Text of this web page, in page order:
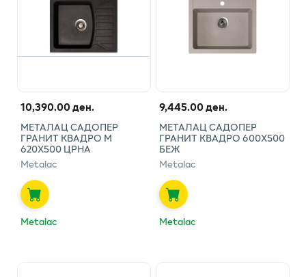
10,390.00 ден.
МЕТАЛАЦ САДОПЕР
ГРАНИТ КВАДРО М
620Х500 ЦРНА
Metalac
Metalac
9,445.00 ден.
МЕТАЛАЦ САДОПЕР
ГРАНИТ КВАДРО 600Х500
БЕЖ
Metalac
Metalac